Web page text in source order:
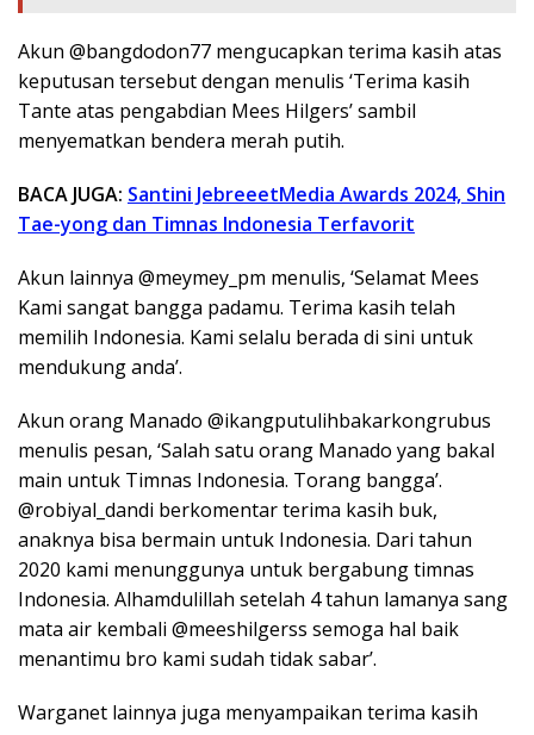
Akun @bangdodon77 mengucapkan terima kasih atas
keputusan tersebut dengan menulis ‘Terima kasih
Tante atas pengabdian Mees Hilgers’ sambil
menyematkan bendera merah putih.
BACA JUGA: Santini JebreeetMedia Awards 2024, Shin
Tae-yong dan Timnas Indonesia Terfavorit
Akun lainnya @meymey_pm menulis, ‘Selamat Mees
Kami sangat bangga padamu. Terima kasih telah
memilih Indonesia. Kami selalu berada di sini untuk
mendukung anda’.
Akun orang Manado @ikangputulihbakarkongrubus
menulis pesan, ‘Salah satu orang Manado yang bakal
main untuk Timnas Indonesia. Torang bangga’.
@robiyal_dandi berkomentar terima kasih buk,
anaknya bisa bermain untuk Indonesia. Dari tahun
2020 kami menunggunya untuk bergabung timnas
Indonesia. Alhamdulillah setelah 4 tahun lamanya sang
mata air kembali @meeshilgerss semoga hal baik
menantimu bro kami sudah tidak sabar’.
Warganet lainnya juga menyampaikan terima kasih